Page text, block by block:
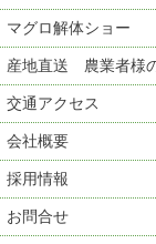
マグロ解体ショー
産地直送 農業者様
交通アクセス
会社概要
採用情報
お問合せ